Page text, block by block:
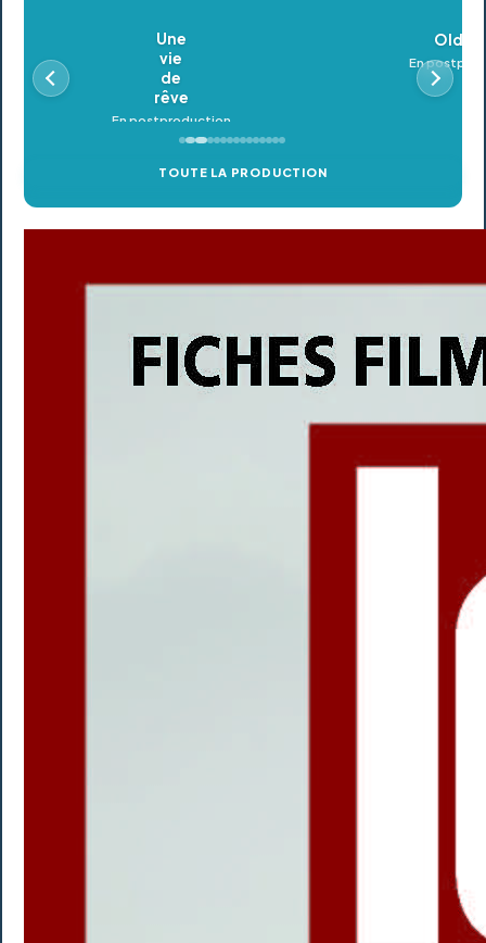
Oldeupe
En postproduction
TOUTE LA PRODUCTION